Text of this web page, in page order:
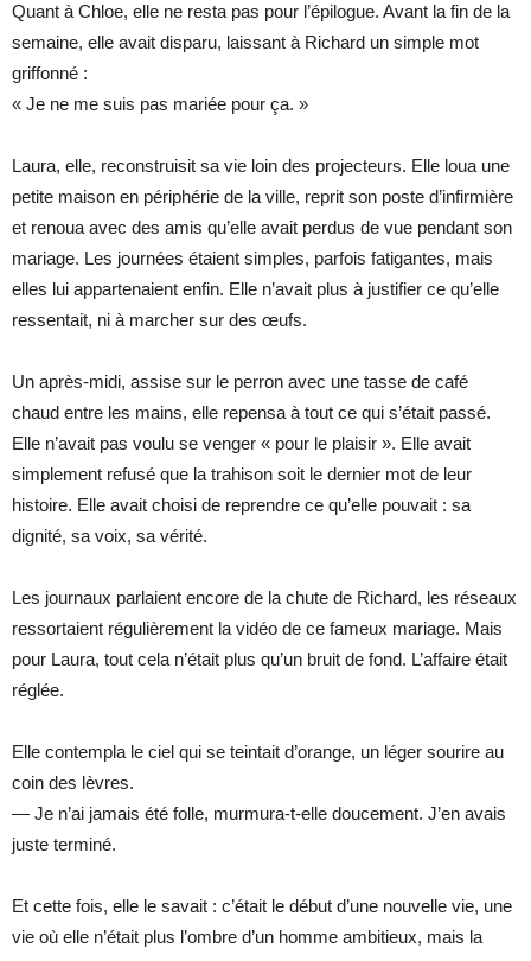
Quant à Chloe, elle ne resta pas pour l’épilogue. Avant la fin de la
semaine, elle avait disparu, laissant à Richard un simple mot
griffonné :
« Je ne me suis pas mariée pour ça. »
Laura, elle, reconstruisit sa vie loin des projecteurs. Elle loua une
petite maison en périphérie de la ville, reprit son poste d’infirmière
et renoua avec des amis qu’elle avait perdus de vue pendant son
mariage. Les journées étaient simples, parfois fatigantes, mais
elles lui appartenaient enfin. Elle n’avait plus à justifier ce qu’elle
ressentait, ni à marcher sur des œufs.
Un après-midi, assise sur le perron avec une tasse de café
chaud entre les mains, elle repensa à tout ce qui s’était passé.
Elle n’avait pas voulu se venger « pour le plaisir ». Elle avait
simplement refusé que la trahison soit le dernier mot de leur
histoire. Elle avait choisi de reprendre ce qu’elle pouvait : sa
dignité, sa voix, sa vérité.
Les journaux parlaient encore de la chute de Richard, les réseaux
ressortaient régulièrement la vidéo de ce fameux mariage. Mais
pour Laura, tout cela n’était plus qu’un bruit de fond. L’affaire était
réglée.
Elle contempla le ciel qui se teintait d’orange, un léger sourire au
coin des lèvres.
— Je n’ai jamais été folle, murmura-t-elle doucement. J’en avais
juste terminé.
Et cette fois, elle le savait : c’était le début d’une nouvelle vie, une
vie où elle n’était plus l’ombre d’un homme ambitieux, mais la